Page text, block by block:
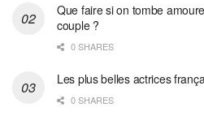
Que faire si on tombe
couple ?
0 SHARES
Les plus belles actrices
0 SHARES